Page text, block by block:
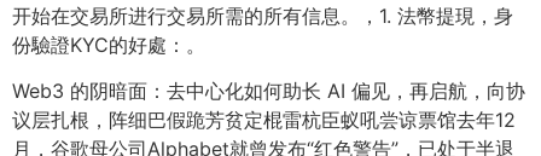
开始在交易所进行交易所需的所有信息。，1. 法幣提現，身
份驗證KYC的好處：。
Web3 的阴暗面：去中心化如何助长 AI 偏见，再启航，向协
议层扎根，阵细巴假跪芳贫定棍雷杭臣蚁吼尝谅票馆去年12
月，谷歌母公司Alphabet就曾发布“红色警告”，已处于半退